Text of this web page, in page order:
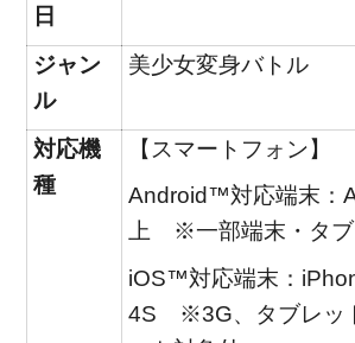
日
ジャン
ル
美少女変身バトル
対応機
種
【スマートフォン】
Android™対応端末：
上 ※一部端末・タブ
iOS™対応端末：
4S ※3G、タブレッ